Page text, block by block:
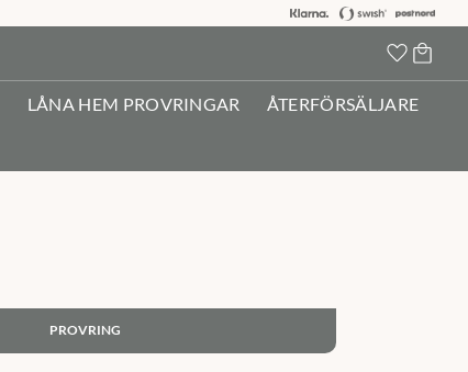
LÅNA HEM PROVRINGAR ÅTERFÖRSÄLJARE
PROVRING